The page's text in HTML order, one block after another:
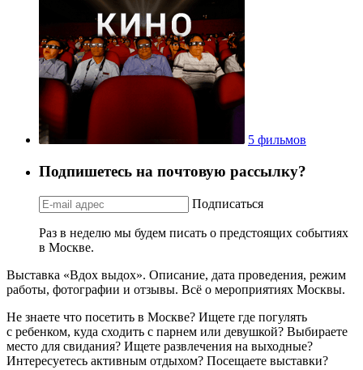
5 фильмов
Подпишетесь на почтовую рассылку?
Подписаться
Раз в неделю мы будем писать о предстоящих событиях
в Москве.
Выставка «Вдох выдох». Описание, дата проведения, режим
работы, фотографии и отзывы. Всё о мероприятиях Москвы.
Не знаете что посетить в Москве? Ищете где погулять
с ребенком, куда сходить с парнем или девушкой? Выбираете
место для свидания? Ищете развлечения на выходные?
Интересуетесь активным отдыхом? Посещаете выставки?